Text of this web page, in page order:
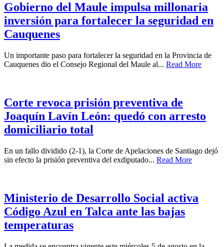
Gobierno del Maule impulsa millonaria
inversión para fortalecer la seguridad en
Cauquenes
Un importante paso para fortalecer la seguridad en la Provincia de
Cauquenes dio el Consejo Regional del Maule al... Read More
Corte revoca prisión preventiva de
Joaquín Lavín León: quedó con arresto
domiciliario total
En un fallo dividido (2-1), la Corte de Apelaciones de Santiago dejó
sin efecto la prisión preventiva del exdiputado... Read More
Ministerio de Desarrollo Social activa
Código Azul en Talca ante las bajas
temperaturas